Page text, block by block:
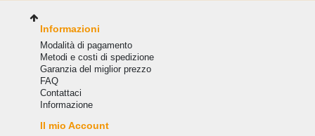
Informazioni
Modalità di pagamento
Metodi e costi di spedizione
Garanzia del miglior prezzo
FAQ
Сontattaci
Informazione
Il mio Account